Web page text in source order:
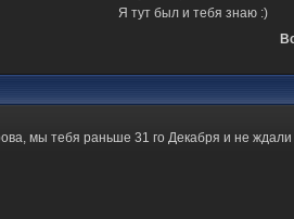
Я тут был и тебя знаю :)
мы тебя раньше 31 го Декабря и не ждали